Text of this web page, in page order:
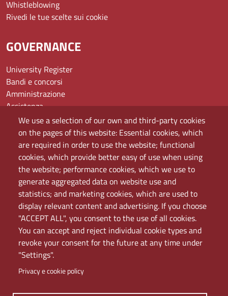
We use a selection of our own and third-party cookies
on the pages of this website: Essential cookies, which
are required in order to use the website; functional
cookies, which provide better easy of use when using
the website; performance cookies, which we use to
generate aggregated data on website use and
statistics; and marketing cookies, which are used to
display relevant content and advertising. If you choose
"ACCEPT ALL", you consent to the use of all cookies.
You can accept and reject individual cookie types and
revoke your consent for the future at any time under
"Settings".
Privacy e cookie policy
Whistleblowing
Rivedi le tue scelte sui cookie
GOVERNANCE
University Register
Bandi e concorsi
Amministrazione
Assistenza
Domande frequenti (FAQ)
Elenco dei siti tematici
Mappa del sito
PEC
Rete Wi-Fi Eduroam
Servizio Proxy
Guida all’uso del portale